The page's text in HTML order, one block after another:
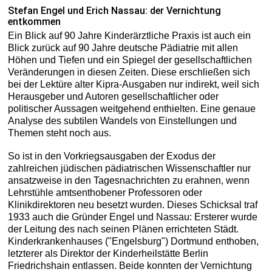
Stefan Engel und Erich Nassau: der Vernichtung
entkommen
Ein Blick auf 90 Jahre Kinderärztliche Praxis ist auch ein
Blick zurück auf 90 Jahre deutsche Pädiatrie mit allen
Höhen und Tiefen und ein Spiegel der gesellschaftlichen
Veränderungen in diesen Zeiten. Diese erschließen sich
bei der Lektüre alter Kipra-Ausgaben nur indirekt, weil sich
Herausgeber und Autoren gesellschaftlicher oder
politischer Aussagen weitgehend enthielten. Eine genaue
Analyse des subtilen Wandels von Einstellungen und
Themen steht noch aus.
So ist in den Vorkriegsausgaben der Exodus der
zahlreichen jüdischen pädiatrischen Wissenschaftler nur
ansatzweise in den Tagesnachrichten zu erahnen, wenn
Lehrstühle amtsenthobener Professoren oder
Klinikdirektoren neu besetzt wurden. Dieses Schicksal traf
1933 auch die Gründer Engel und Nassau: Ersterer wurde
der Leitung des nach seinen Plänen errichteten Städt.
Kinderkrankenhauses ("Engelsburg") Dortmund enthoben,
letzterer als Direktor der Kinderheilstätte Berlin
Friedrichshain entlassen. Beide konnten der Vernichtung